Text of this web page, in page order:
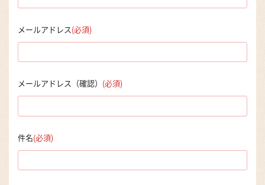
メールアドレス
メールアドレス（確認）
件名